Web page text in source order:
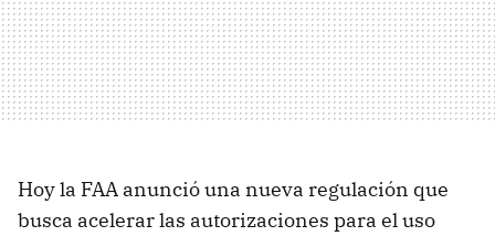
Hoy la FAA anunció una nueva regulación que
busca acelerar las autorizaciones para el uso